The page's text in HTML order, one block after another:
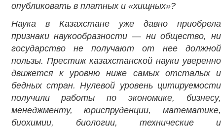
опубликовать в платных и «хищных»?
Наука в Казахстане уже давно приобрела
признаки наукообразности — ни общество, ни
государство не получают от нее должной
пользы. Престиж казахстанской науки уверенно
движется к уровню ниже самых отсталых и
бедных стран. Нулевой уровень цитируемости
получили работы по экономике, бизнесу,
менеджменту, юриспруденции, математике,
биохимии, биологии, технические и